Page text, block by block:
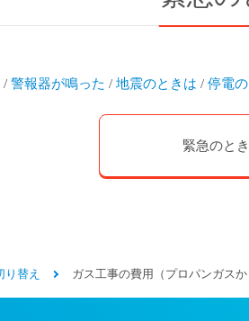
/ 警報器が鳴った / 地震のときは / 停電
緊急のと
替え ガス工事の費用（プロパンガスか